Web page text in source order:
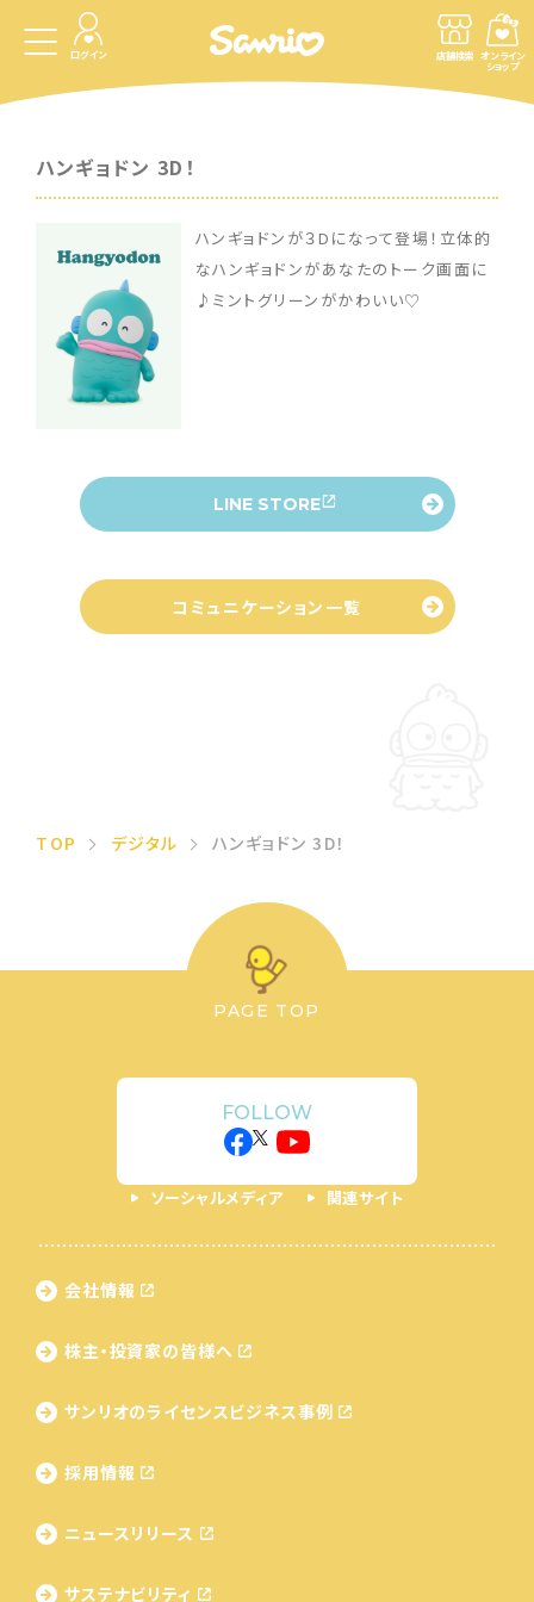
ログイン 店舗検索 オンライン
ショップ
ハンギョドン 3D！
ハンギョドンが３Dになって登場！立体的
なハンギョドンがあなたのトーク画面に
♪ミントグリーンがかわいい♡
LINE STORE
コミュニケーション一覧
TOP デジタル ハンギョドン 3D！
PAGE TOP
FOLLOW
ソーシャルメディア 関連サイト
会社情報
株主・投資家の皆様へ
サンリオのライセンス ビジネス事例
採用情報
ニュースリリース
サステナビリティ